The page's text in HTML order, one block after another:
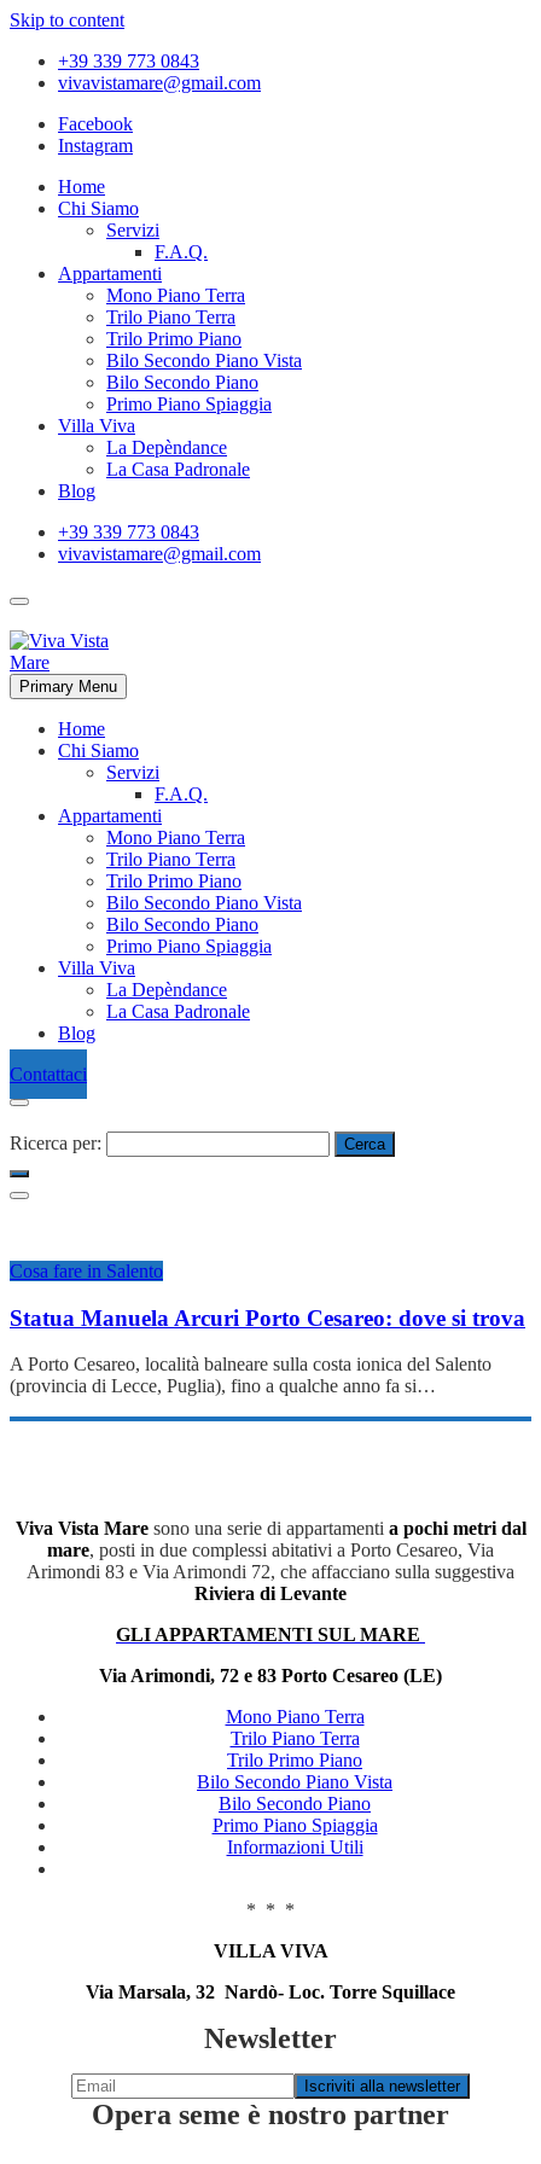
Skip to content
+39 339 773 0843
vivavistamare@gmail.com
Facebook
Instagram
Home
Chi Siamo
Servizi
F.A.Q.
Appartamenti
Mono Piano Terra
Trilo Piano Terra
Trilo Primo Piano
Bilo Secondo Piano Vista
Bilo Secondo Piano
Primo Piano Spiaggia
Villa Viva
La Depèndance
La Casa Padronale
Blog
+39 339 773 0843
vivavistamare@gmail.com
Primary Menu
Home
Chi Siamo
Servizi
F.A.Q.
Appartamenti
Mono Piano Terra
Trilo Piano Terra
Trilo Primo Piano
Bilo Secondo Piano Vista
Bilo Secondo Piano
Primo Piano Spiaggia
Villa Viva
La Depèndance
La Casa Padronale
Blog
Contattaci
Ricerca per:
Cosa fare in Salento
Statua Manuela Arcuri Porto Cesareo: dove si trova
A Porto Cesareo, località balneare sulla costa ionica del Salento
(provincia di Lecce, Puglia), fino a qualche anno fa si…
Viva Vista Maresono una serie di appartamenti a pochi metri dal
mare, posti in due complessi abitativi a Porto Cesareo, Via
Arimondi 83 e Via Arimondi 72, che affacciano sulla suggestiva
Riviera di Levante
GLI APPARTAMENTI SUL MARE
Via Arimondi, 72 e 83 Porto Cesareo (LE)
Mono Piano Terra
Trilo Piano Terra
Trilo Primo Piano
Bilo Secondo Piano Vista
Bilo Secondo Piano
Primo Piano Spiaggia
Informazioni Utili
* * *
VILLA VIVA
Via Marsala, 32 Nardò- Loc. Torre Squillace
Newsletter
Opera seme è nostro partner